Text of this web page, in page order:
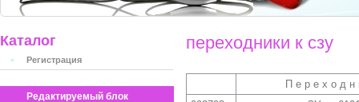
Каталог
Регистрация
Редактируемый блок
переходники к сзу
П е р е х о д н и